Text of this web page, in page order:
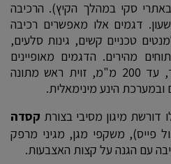
סקי במהלך הקיץ). הרכיבה
דגמים אלו מאפשרים רכיבה
טכניים קשים, גינות סלעים,
מהירים. הדגמים מאופיינים
במהלך מתלים ארוך במיוחד, עד 200 מ"מ, זוית ראש מתונה
ובמערכת הינע מינימאלית.
דורשת מיגון מסיבי בצורת קסדה
פייס), משקפי מגן, מגיני מרפק
עם הגנה על קצות האצבעות.